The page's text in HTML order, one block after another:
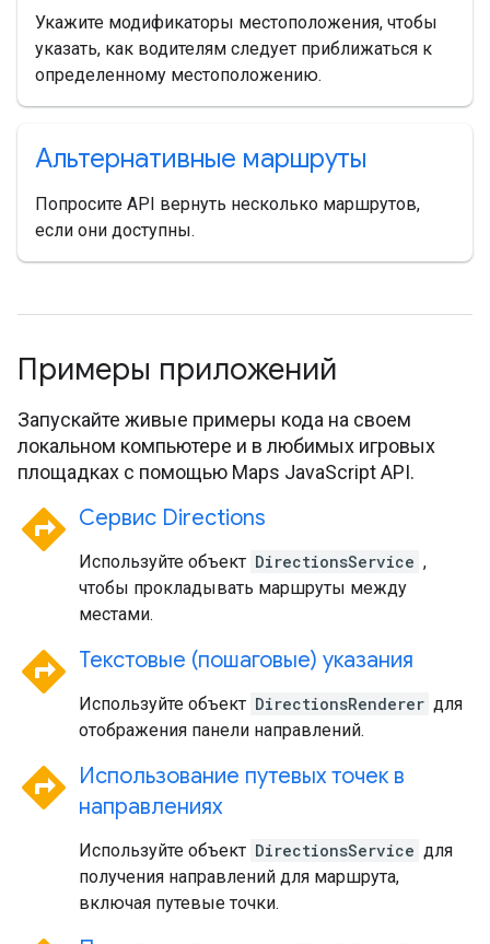
Укажите модификаторы местоположения, чтобы
указать, как водителям следует приближаться к
определенному местоположению.
Альтернативные маршруты
Попросите API вернуть несколько маршрутов,
если они доступны.
Примеры приложений
Запускайте живые примеры кода на своем
локальном компьютере и в любимых игровых
площадках с помощью Maps JavaScript API.
directions Сервис Directions
Используйте объект DirectionsService ,
чтобы прокладывать маршруты между
местами.
directions Текстовые (пошаговые) указания
Используйте объект DirectionsRenderer для
отображения панели направлений.
directions Использование путевых точек в
направлениях
Используйте объект DirectionsService для
получения направлений для маршрута,
включая путевые точки.